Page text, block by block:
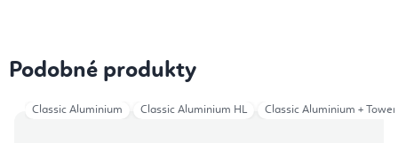
Podobné produkty
Classic Aluminium Classic Aluminium HL Classic Aluminium + Tower